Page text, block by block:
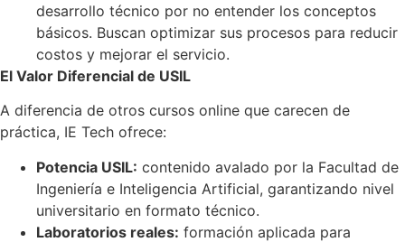
desarrollo técnico por no entender los conceptos
básicos. Buscan optimizar sus procesos para reducir
costos y mejorar el servicio.
El Valor Diferencial de USIL
A diferencia de otros cursos online que carecen de
práctica, IE Tech ofrece:
Potencia USIL: contenido avalado por la Facultad de
Ingeniería e Inteligencia Artificial, garantizando nivel
universitario en formato técnico.
Laboratorios reales: formación aplicada para